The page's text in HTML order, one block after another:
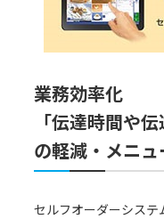
業務効率化
「伝達時間や
の軽減・メニュ
セルフオーダーシス